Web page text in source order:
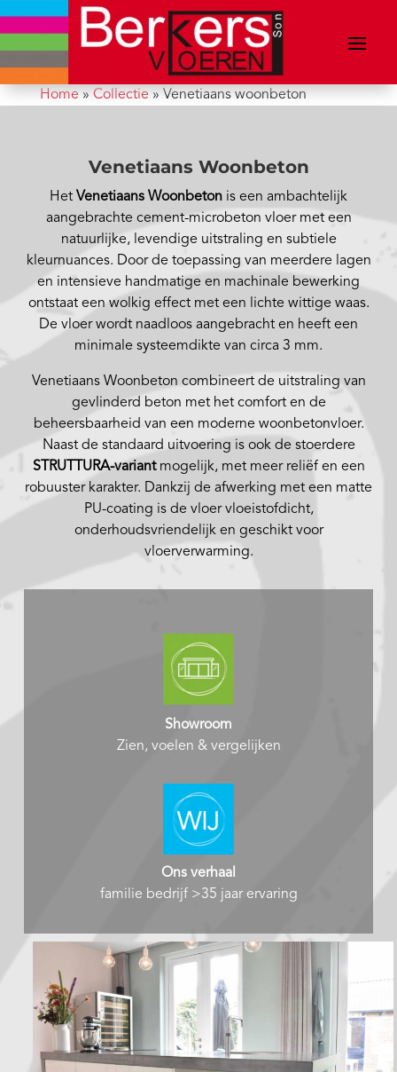
Home» Collectie» Venetiaans woonbeton
Venetiaans Woonbeton
Het Venetiaans Woonbeton is een ambachtelijk
aangebrachte cement-microbeton vloer met een
natuurlijke, levendige uitstraling en subtiele
kleurnuances. Door de toepassing van meerdere lagen
en intensieve handmatige en machinale bewerking
ontstaat een wolkig effect met een lichte wittige waas.
De vloer wordt naadloos aangebracht en heeft een
minimale systeemdikte van circa 3 mm.
Venetiaans Woonbeton combineert de uitstraling van
gevlinderd beton met het comfort en de
beheersbaarheid van een moderne woonbetonvloer.
Naast de standaard uitvoering is ook de stoerdere
STRUTTURA-variantmogelijk, met meer reliëf en een
robuuster karakter. Dankzij de afwerking met een matte
PU-coating is de vloer vloeistofdicht,
onderhoudsvriendelijk en geschikt voor
vloerverwarming.
Showroom
Zien, voelen & vergelijken
Ons verhaal
familie bedrijf >35 jaar ervaring